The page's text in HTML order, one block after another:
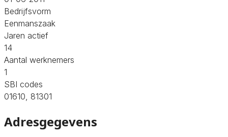
Bedrijfsvorm
Eenmanszaak
Jaren actief
14
Aantal werknemers
1
SBI codes
01610, 81301
Adresgegevens